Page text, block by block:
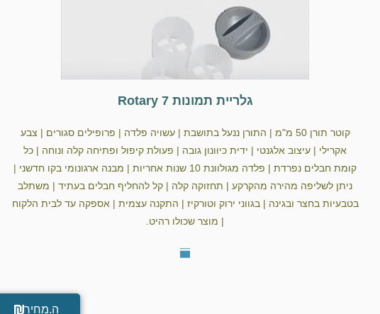
גלריית תמונות Rotary 7
קוטר תורן 50 מ"מ | התורן ננעל בתושבת | עשויה פלדה | פרופילים סגורים | צבע
אקרילי | עיצוב אלגנטי | ידית כיוונון גובה | פעולת קיפול ופתיחה קלה ונוחה | כל
קומת חבלים נפרדת | פלדה מגולוונת 10 שנות אחריות | מבנה ארגונומי בקו חדשני |
ניתן לשליפה מהירה מהקרקע | תחזוקה קלה | קל להחליף חבלים בעתיד | משתלב
בטבעיות בחצר ובגינה | בגווני ירוק וטורקיז | התקנה עצמית | אספקה עד לבית הלקוח
| מוצר שכולו רהיט.
ה.מחיר